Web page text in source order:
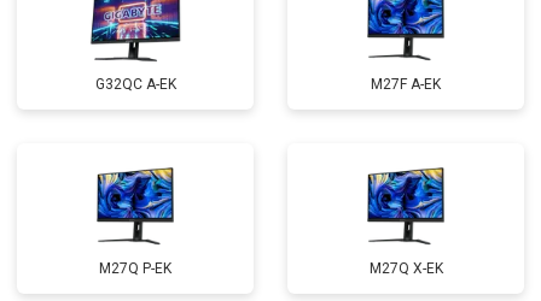
G32QC A-EK M27F A-EK
M27Q P-EK M27Q X-EK